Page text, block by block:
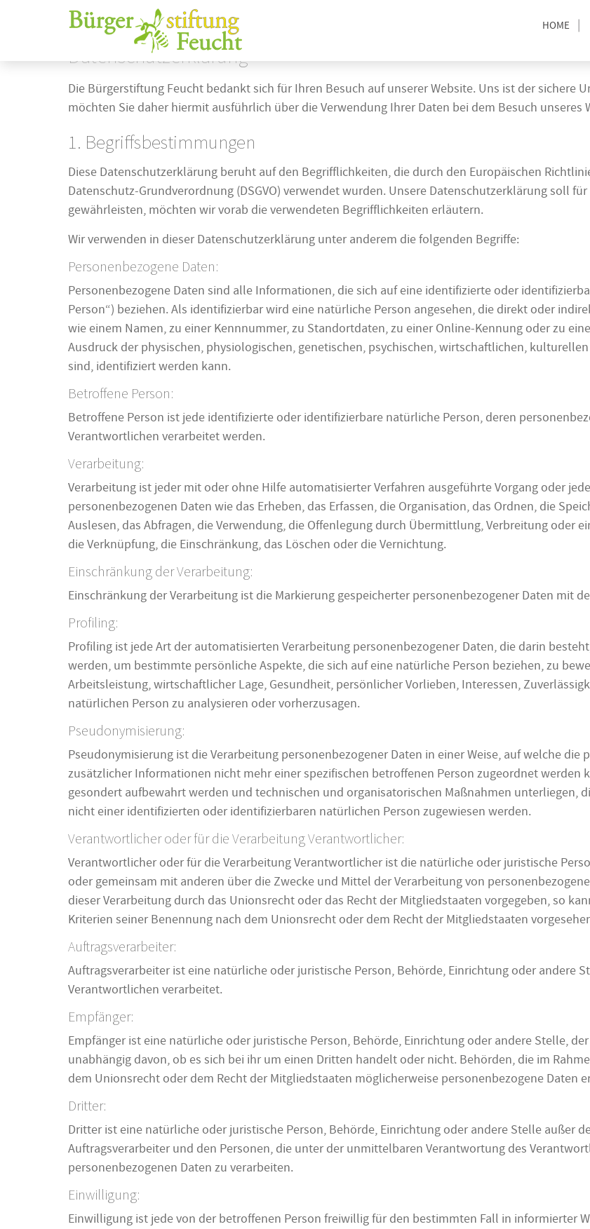
HOME
Home Datenschutz
Datenschutzerklärung
Die Bürgerstiftung Feucht bedankt sich für Ihren Besuch auf unserer Website. Uns ist der sichere
möchten Sie daher hiermit ausführlich über die Verwendung Ihrer Daten bei dem Besuch unseres
1. Begriffsbestimmungen
Diese Datenschutzerklärung beruht auf den Begrifflichkeiten, die durch den Europäischen
Datenschutz-Grundverordnung (DSGVO) verwendet wurden. Unsere Datenschutzerklärung soll
gewährleisten, möchten wir vorab die verwendeten Begrifflichkeiten erläutern.
Wir verwenden in dieser Datenschutzerklärung unter anderem die folgenden Begriffe:
Personenbezogene Daten:
Personenbezogene Daten sind alle Informationen, die sich auf eine identifizierte oder
Person“) beziehen. Als identifizierbar wird eine natürliche Person angesehen, die direkt oder
wie einem Namen, zu einer Kennnummer, zu Standortdaten, zu einer Online-Kennung oder zu
Ausdruck der physischen, physiologischen, genetischen, psychischen, wirtschaftlichen,
sind, identifiziert werden kann.
Betroffene Person:
Betroffene Person ist jede identifizierte oder identifizierbare natürliche Person, deren
Verantwortlichen verarbeitet werden.
Verarbeitung:
Verarbeitung ist jeder mit oder ohne Hilfe automatisierter Verfahren ausgeführte Vorgang oder
personenbezogenen Daten wie das Erheben, das Erfassen, die Organisation, das Ordnen, die
Auslesen, das Abfragen, die Verwendung, die Offenlegung durch Übermittlung, Verbreitung oder
die Verknüpfung, die Einschränkung, das Löschen oder die Vernichtung.
Einschränkung der Verarbeitung:
Einschränkung der Verarbeitung ist die Markierung gespeicherter personenbezogener Daten mit
Profiling:
Profiling ist jede Art der automatisierten Verarbeitung personenbezogener Daten, die darin
werden, um bestimmte persönliche Aspekte, die sich auf eine natürliche Person beziehen, zu
Arbeitsleistung, wirtschaftlicher Lage, Gesundheit, persönlicher Vorlieben, Interessen,
natürlichen Person zu analysieren oder vorherzusagen.
Pseudonymisierung:
Pseudonymisierung ist die Verarbeitung personenbezogener Daten in einer Weise, auf welche
zusätzlicher Informationen nicht mehr einer spezifischen betroffenen Person zugeordnet werden
gesondert aufbewahrt werden und technischen und organisatorischen Maßnahmen unterliegen,
nicht einer identifizierten oder identifizierbaren natürlichen Person zugewiesen werden.
Verantwortlicher oder für die Verarbeitung Verantwortlicher:
Verantwortlicher oder für die Verarbeitung Verantwortlicher ist die natürliche oder juristische
oder gemeinsam mit anderen über die Zwecke und Mittel der Verarbeitung von
dieser Verarbeitung durch das Unionsrecht oder das Recht der Mitgliedstaaten vorgegeben, so
Kriterien seiner Benennung nach dem Unionsrecht oder dem Recht der Mitgliedstaaten
Auftragsverarbeiter:
Auftragsverarbeiter ist eine natürliche oder juristische Person, Behörde, Einrichtung oder andere
Verantwortlichen verarbeitet.
Empfänger:
Empfänger ist eine natürliche oder juristische Person, Behörde, Einrichtung oder andere Stelle,
unabhängig davon, ob es sich bei ihr um einen Dritten handelt oder nicht. Behörden, die im
dem Unionsrecht oder dem Recht der Mitgliedstaaten möglicherweise personenbezogene Daten
Dritter:
Dritter ist eine natürliche oder juristische Person, Behörde, Einrichtung oder andere Stelle außer
Auftragsverarbeiter und den Personen, die unter der unmittelbaren Verantwortung des
personenbezogenen Daten zu verarbeiten.
Einwilligung:
Einwilligung ist jede von der betroffenen Person freiwillig für den bestimmten Fall in informierter